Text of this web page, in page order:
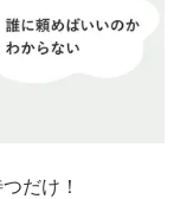
だけ！